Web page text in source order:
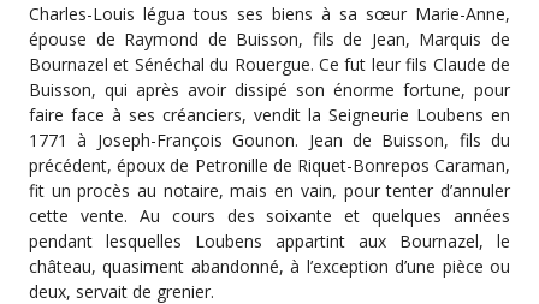
Charles-Louis légua tous ses biens à sa sœur Marie-Anne,
épouse de Raymond de Buisson, fils de Jean, Marquis de
Bournazel et Sénéchal du Rouergue. Ce fut leur fils Claude de
Buisson, qui après avoir dissipé son énorme fortune, pour
faire face à ses créanciers, vendit la Seigneurie Loubens en
1771 à Joseph-François Gounon. Jean de Buisson, fils du
précédent, époux de Petronille de Riquet-Bonrepos Caraman,
fit un procès au notaire, mais en vain, pour tenter d’annuler
cette vente. Au cours des soixante et quelques années
pendant lesquelles Loubens appartint aux Bournazel, le
château, quasiment abandonné, à l’exception d’une pièce ou
deux, servait de grenier.